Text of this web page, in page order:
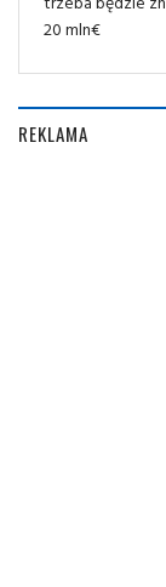
20 mln€
REKLAMA